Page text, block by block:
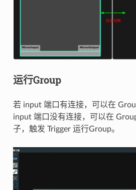
运行Group
若 input 端口有连接，可以在
input 端口没有连接，可以在
子，触发 Trigger 运行Group。